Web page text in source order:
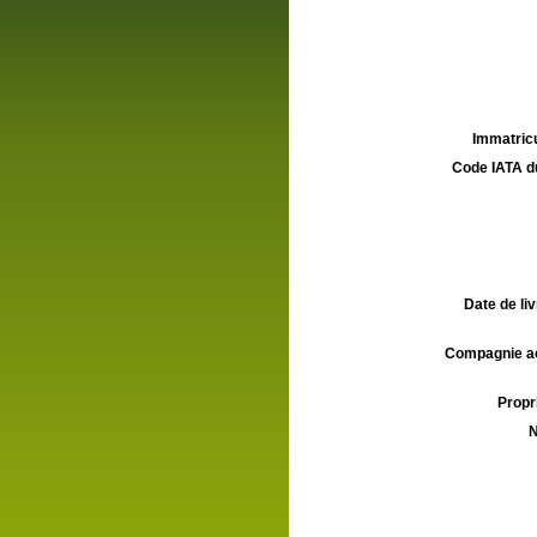
Code IATA
Date de
Compagnie